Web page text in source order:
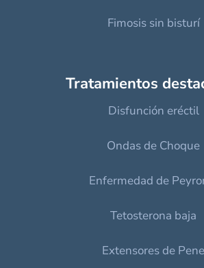
Fimosis sin bisturí
Tratamientos
Disfunción eréctil
Ondas de Choque
Enfermedad de
Tetosterona baja
Extensores de Pene